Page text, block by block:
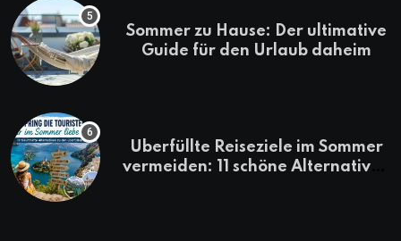
Sommer zu Hause: Der ultimative
Guide für den Urlaub daheim
Überfüllte Reiseziele im Sommer
vermeiden: 11 schöne Alternativen